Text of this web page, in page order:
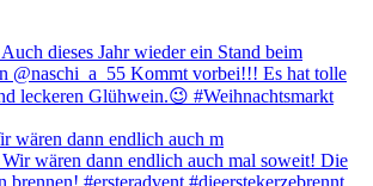
wären dann endlich auch m